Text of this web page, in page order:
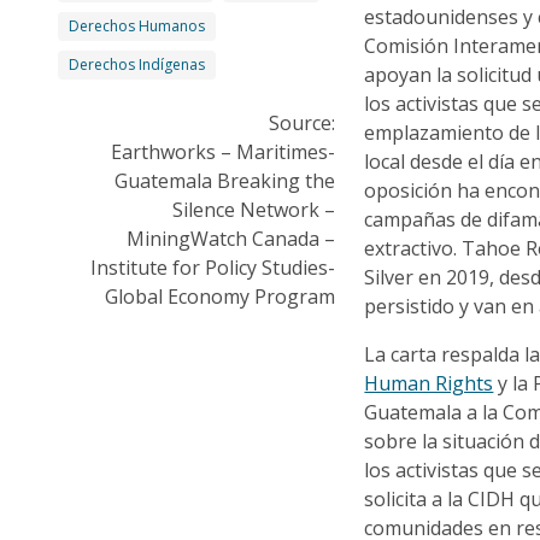
Derechos Humanos
Derechos Indígenas
Source:
Earthworks – Maritimes-
Guatemala Breaking the
Silence Network –
MiningWatch Canada –
Institute for Policy Studies-
Global Economy Program
estadounidenses
Comisión
apoyan la solicitud
los activistas que
emplazamiento
local desde el día
oposición ha
campañas de
extractivo. Tahoe
Silver en 2019,
persistido y van
La carta respalda
Human Rights y la
Guatemala a la
sobre la situación
los activistas que
solicita a la CIDH
comunidades en